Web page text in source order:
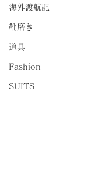
海外渡航記
靴磨き
道具
Fashion
SUITS